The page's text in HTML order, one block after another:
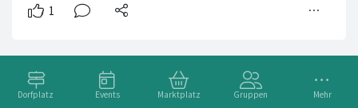
Dorfplatz Events Marktplatz Gruppen Mehr